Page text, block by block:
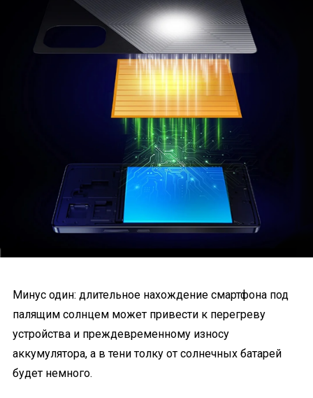
Минус один: длительное нахождение смартфона под
палящим солнцем может привести к перегреву
устройства и преждевременному износу
аккумулятора, а в тени толку от солнечных батарей
будет немного.